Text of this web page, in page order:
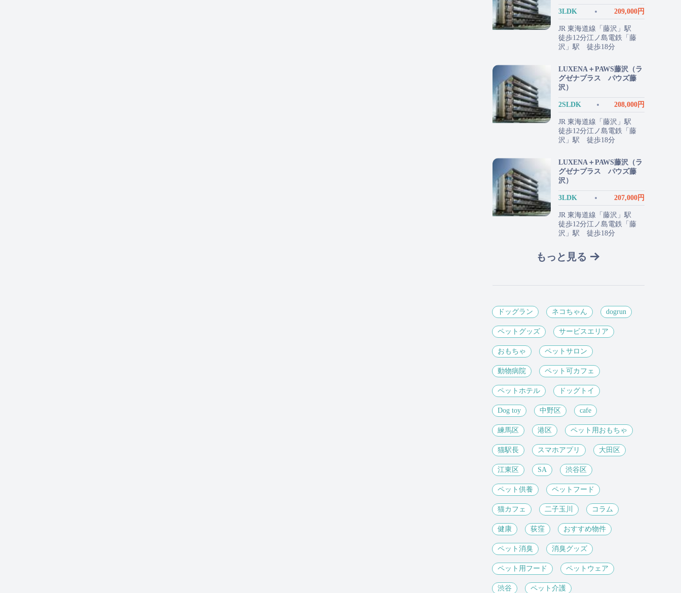
3LDK 209,000円
JR 東海道線「藤沢」駅
徒歩12分江ノ島電鉄「藤
沢」駅 徒歩18分
LUXENA＋PAWS藤沢（ラ
グゼナプラス パウズ藤
沢）
2SLDK 208,000円
JR 東海道線「藤沢」駅
徒歩12分江ノ島電鉄「藤
沢」駅 徒歩18分
LUXENA＋PAWS藤沢（ラ
グゼナプラス パウズ藤
沢）
3LDK 207,000円
JR 東海道線「藤沢」駅
徒歩12分江ノ島電鉄「藤
沢」駅 徒歩18分
もっと見る
ドッグラン ネコちゃん dogrun
ペットグッズ サービスエリア
おもちゃ ペットサロン
動物病院 ペット可カフェ
ペットホテル ドッグトイ
Dog toy 中野区 cafe
練馬区 港区 ペット用おもちゃ
猫駅長 スマホアプリ 大田区
江東区 SA 渋谷区
ペット供養 ペットフード
猫カフェ 二子玉川 コラム
健康 荻窪 おすすめ物件
ペット消臭 消臭グッズ
ペット用フード ペットウェア
渋谷 ペット介護